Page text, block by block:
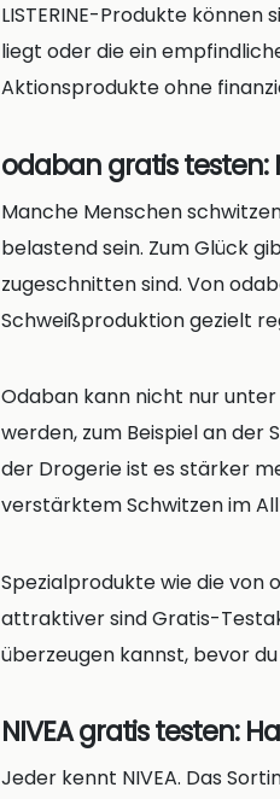
LISTERINE-Produkte
liegt oder die ein
Aktionsprodukte ohne
odaban gratis testen:
Manche Menschen
belastend sein. Zum Glück
zugeschnitten sind. Von
Schweißproduktion gezielt
Odaban kann nicht nur
werden, zum Beispiel an der
der Drogerie ist es stärker
verstärktem Schwitzen im
Spezialprodukte wie die von
attraktiver sind Gratis-
überzeugen kannst, bevor
NIVEA gratis testen:
Jeder kennt NIVEA. Das